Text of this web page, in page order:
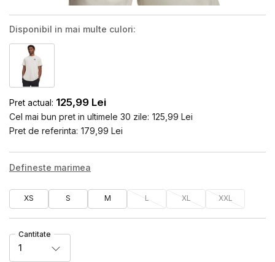
Disponibil in mai multe culori:
Pret actual: 125,99 Lei
Cel mai bun pret in ultimele 30 zile: 125,99 Lei
Pret de referinta: 179,99 Lei
Defineste marimea
XS S M L XL XXL
Cantitate
1